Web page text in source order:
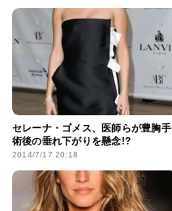
セレーナ・ゴメス、医師らが豊胸手
術後の垂れ下がりを懸念!?
2014/7/17 20:18